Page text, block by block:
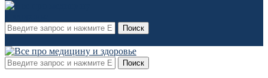
Поиск
Поиск